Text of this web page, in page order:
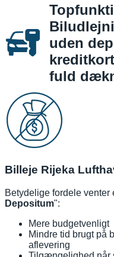
uden
fuld
Billeje Rijeka
Betydelige fordele
Depositum":
Mere budgetvenligt
Mindre tid brugt på
aflevering